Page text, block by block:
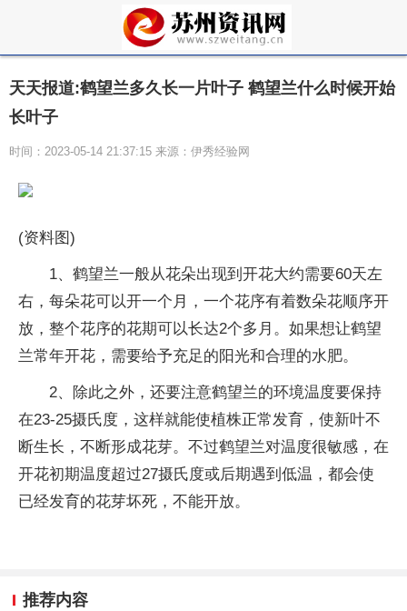
天天报道:鹤望兰多久长一片叶子 鹤望兰什么时候开始
长叶子
时间：2023-05-14 21:37:15 来源：伊秀经验网
(资料图)
1、鹤望兰一般从花朵出现到开花大约需要60天左
右，每朵花可以开一个月，一个花序有着数朵花顺序开
放，整个花序的花期可以长达2个多月。如果想让鹤望
兰常年开花，需要给予充足的阳光和合理的水肥。
2、除此之外，还要注意鹤望兰的环境温度要保持
在23-25摄氏度，这样就能使植株正常发育，使新叶不
断生长，不断形成花芽。不过鹤望兰对温度很敏感，在
开花初期温度超过27摄氏度或后期遇到低温，都会使
已经发育的花芽坏死，不能开放。
推荐内容